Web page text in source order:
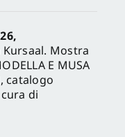
Mostra
E MUSA
catalogo
di